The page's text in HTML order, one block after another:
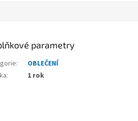
parametry
:
OBLEČENÍ
: 1 rok